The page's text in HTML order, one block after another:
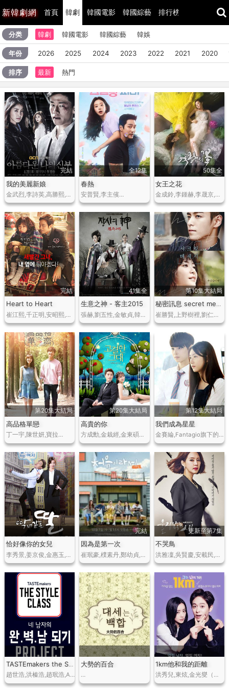
新韓劇網 首頁 韓劇 韓國電影 韓國綜藝 排行榜
分类 韓劇 韓國電影 韓國綜藝 韓娛
年份 2026 2025 2024 2023 2022 2021 2020
排序 最新 熱門
完結
我的美麗新娘
金武烈,李詩英,高勝熙,柳承修,樸海俊…
全12集
春熱
安普賢,李主儐…
50集全
女王之花
金成鈴,李鍾赫,李晟京,尹,博,金美淑,張,勇,宋玉淑,趙炯基等…
完結
Heart to Heart
崔江熙,千正明,安昭熙,李載允…
41集全
生意之神 - 客主2015
張赫,劉五性,金敏貞,韓彩雅,文佳煐,李德華…
第10集大結局
秘密訊息 secret message
崔勝賢,上野樹裡,劉仁娜,李載允,申原昊,鄭柔美…
第20集大結局
高品格單戀
丁一宇,陳世妍,寶拉…
第20集大結局
高貴的你
方成勳,金栽經,金東碩…
第12集大結局
我們成為星星
金賽綸,Fantagio旗下的6人組新人男團…
恰好像你的女兒
李秀景,姜京俊,金惠玉,吉勇宇,禹喜珍,鄭慧星…
完結
因為是第一次
崔珉豪,樸素丹,鄭幼貞,安內相,林允兒…
更新至第7集
不哭鳥
洪雅凜,吳賢慶,安載民,姜志燮…
TASTEmakers the Styleclass
趙世浩,洪榛浩,趙珉浩,Albert…
大勢的百合
…
1km他和我的距離
洪秀兒,東炫,金光燮（音譯）,韓洙雅（音譯）…